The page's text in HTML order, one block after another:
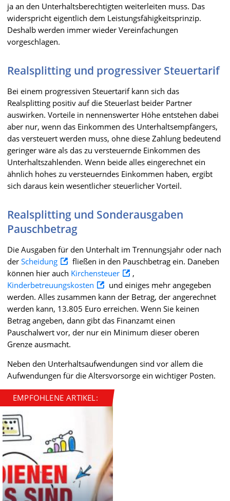
ja an den Unterhaltsberechtigten weiterleiten muss. Das
widerspricht eigentlich dem Leistungsfähigkeitsprinzip.
Deshalb werden immer wieder Vereinfachungen
vorgeschlagen.
Realsplitting und progressiver Steuertarif
Bei einem progressiven Steuertarif kann sich das
Realsplitting positiv auf die Steuerlast beider Partner
auswirken. Vorteile in nennenswerter Höhe entstehen dabei
aber nur, wenn das Einkommen des Unterhaltsempfängers,
das versteuert werden muss, ohne diese Zahlung bedeutend
geringer wäre als das zu versteuernde Einkommen des
Unterhaltszahlenden. Wenn beide alles eingerechnet ein
ähnlich hohes zu versteuerndes Einkommen haben, ergibt
sich daraus kein wesentlicher steuerlicher Vorteil.
Realsplitting und Sonderausgaben
Pauschbetrag
Die Ausgaben für den Unterhalt im Trennungsjahr oder nach
der Scheidung
fließen in den Pauschbetrag ein. Daneben
können hier auch Kirchensteuer
,
Kinderbetreuungskosten
und einiges mehr angegeben
werden. Alles zusammen kann der Betrag, der angerechnet
werden kann, 13.805 Euro erreichen. Wenn Sie keinen
Betrag angeben, dann gibt das Finanzamt einen
Pauschalwert vor, der nur ein Minimum dieser oberen
Grenze ausmacht.
Neben den Unterhaltsaufwendungen sind vor allem die
Aufwendungen für die Altersvorsorge ein wichtiger Posten.
EMPFOHLENE ARTIKEL: